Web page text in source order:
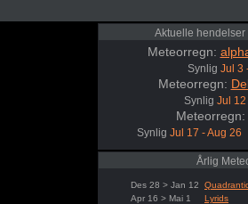
Aktuelle hendelser
Meteorregn:
Synlig Jul 3
Meteorregn:
Synlig Jul 12
Meteorregn:
Synlig Jul 17 - Aug 26
Årlig
Des 28 > Jan 12
Apr 16 > Mai 1
Lyrids